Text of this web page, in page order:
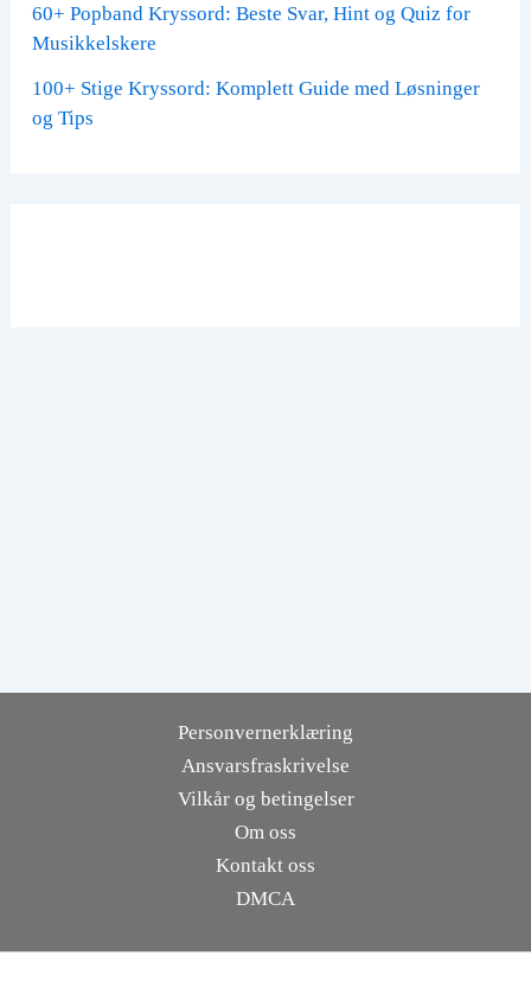
60+ Popband Kryssord: Beste Svar, Hint og Quiz for
Musikkelskere
100+ Stige Kryssord: Komplett Guide med Løsninger
og Tips
Personvernerklæring
Ansvarsfraskrivelse
Vilkår og betingelser
Om oss
Kontakt oss
DMCA